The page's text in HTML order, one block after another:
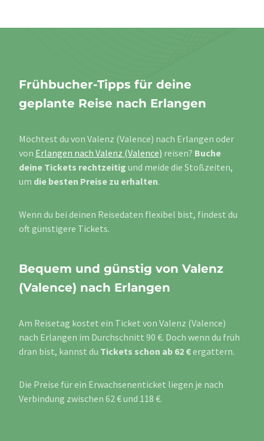
Frühbucher-Tipps für deine
geplante Reise nach Erlangen
Möchtest du von Valenz (Valence) nach Erlangen oder
von Erlangen nach Valenz (Valence) reisen? Buche
deine Tickets rechtzeitig und meide die Stoßzeiten,
um die besten Preise zu erhalten.
Wenn du bei deinen Reisedaten flexibel bist, findest du
oft günstigere Tickets.
Bequem und günstig von Valenz
(Valence) nach Erlangen
Am Reisetag kostet ein Ticket von Valenz (Valence)
nach Erlangen im Durchschnitt 90 €. Doch wenn du früh
dran bist, kannst du Tickets schon ab 62 €ergattern.
Die Preise für ein Erwachsenenticket liegen je nach
Verbindung zwischen 62 € und 118 €.